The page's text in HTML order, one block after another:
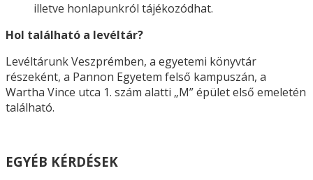
illetve honlapunkról tájékozódhat.
Hol található a levéltár?
Levéltárunk Veszprémben, a egyetemi könyvtár
részeként, a Pannon Egyetem felső kampuszán, a
Wartha Vince utca 1. szám alatti „M” épület első emeletén
található.
EGYÉB KÉRDÉSEK